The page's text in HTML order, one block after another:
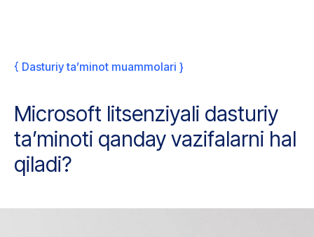
{ Dasturiy ta’minot muammolari }
Microsoft litsenziyali dasturiy
ta’minoti qanday vazifalarni hal
qiladi?